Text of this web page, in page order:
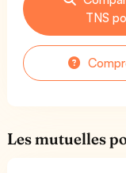
TNS
Les mutuelles